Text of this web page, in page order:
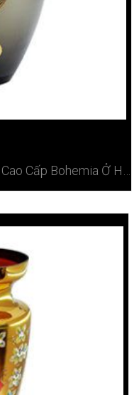
Bình Hoa Pha Lê Màu Ghi Tiệp Cao Cấp Bohemia Ở Hà Nội